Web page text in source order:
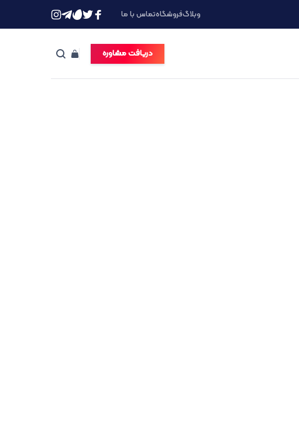
وبلاگفروشگاهتماس با ما
دریافت مشاوره